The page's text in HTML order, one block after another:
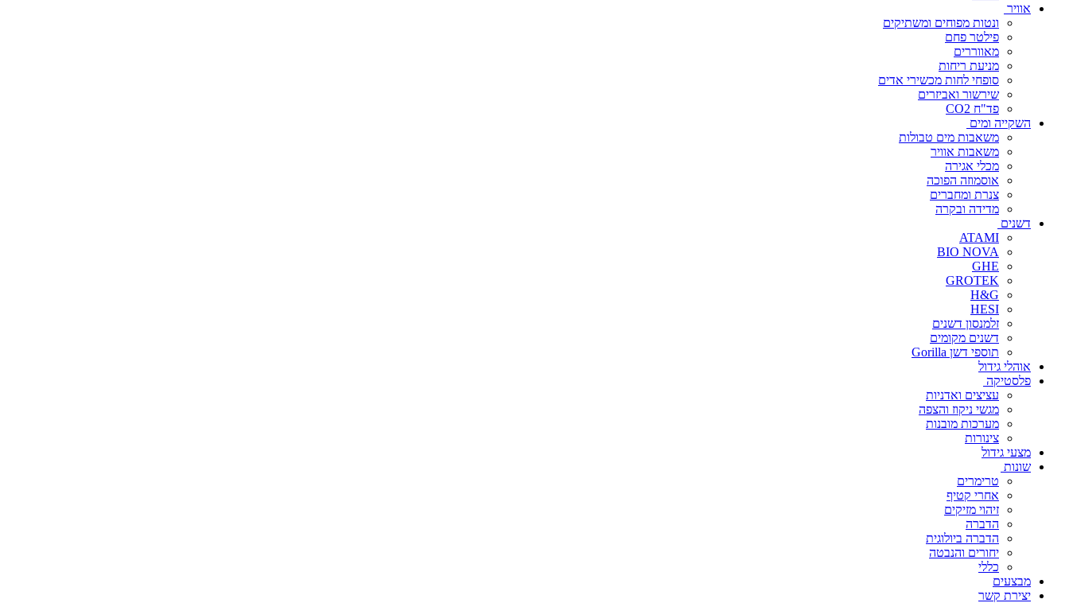
אוויר
ונטות מפוחים ומשתיקים
פילטר פחם
מאווררים
מניעת ריחות
סופחי לחות מכשירי אדים
שירשור ואביזרים
פד"ח CO2
השקייה ומים
משאבות מים טבולות
משאבות אוויר
מכלי אגירה
אוסמוזה הפוכה
צנרת ומחברים
מדידה ובקרה
דשנים
ATAMI
BIO NOVA
GHE
GROTEK
H&G
HESI
זלמנסון דשנים
דשנים מקומים
תוספי דשן Gorilla
אוהלי גידול
פלסטיקה
עציצים ואדניות
מגשי ניקוז והצפה
מערכות מובנות
צינורות
מצעי גידול
שונות
טרימרים
אחרי קטיף
זיהוי מזיקים
הדברה
הדברה ביולוגית
יחורים והנבטה
כללי
מבצעים
יצירת קשר